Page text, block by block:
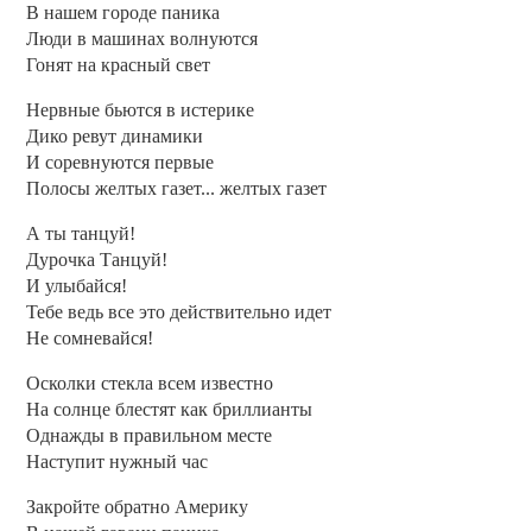
В нашем городе паника
Люди в машинах волнуются
Гонят на красный свет
Нервные бьются в истерике
Дико ревут динамики
И соревнуются первые
Полосы желтых газет... желтых газет
А ты танцуй!
Дурочка Танцуй!
И улыбайся!
Тебе ведь все это действительно идет
Не сомневайся!
Осколки стекла всем известно
На солнце блестят как бриллианты
Однажды в правильном месте
Наступит нужный час
Закройте обратно Америку